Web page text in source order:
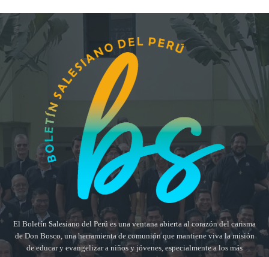
El Boletín Salesiano del Perú es una ventana abierta al corazón del carisma
de Don Bosco, una herramienta de comunión que mantiene viva la misión
de educar y evangelizar a niños y jóvenes, especialmente a los más